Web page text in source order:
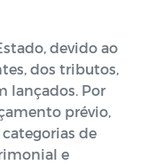
devido ao
dos tributos,
lançados. Por
prévio,
de
e